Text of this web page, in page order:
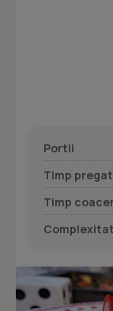
Portii
Timp
Timp